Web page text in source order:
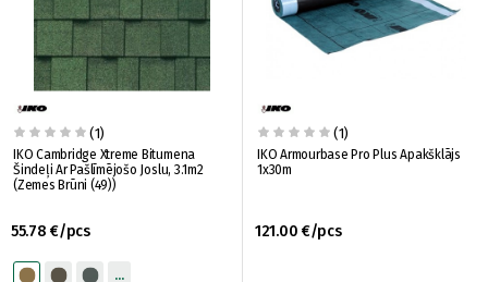
(1)
IKO Cambridge Xtreme Bitumena
Šindeļi Ar Pašlīmējošo Joslu, 3.1m2
(Zemes Brūni (49))
55.78 €/pcs
(1)
IKO Armourbase Pro Plus Apakšklājs
1x30m
121.00 €/pcs